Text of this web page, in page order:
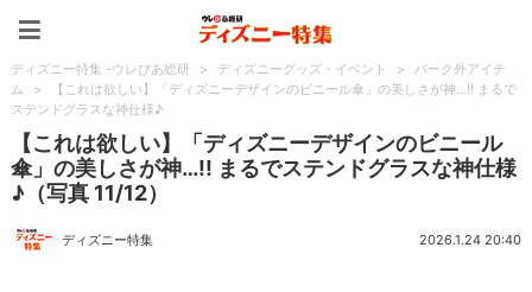
ディズニー特集 -ウレぴあ総研 > ディズニーグッズ・イベント >
パーク外アイテ
ム
>
【これは欲しい】「ディズニーデザインのビニール傘」の美しさが神…!! まるで
ステンドグラスな神仕様♪
【これは欲しい】「ディズニーデザインのビニール
傘」の美しさが神…!! まるでステンドグラスな神仕様
♪（写真 11/12）
ディズニー特集 2026.1.24 20:40